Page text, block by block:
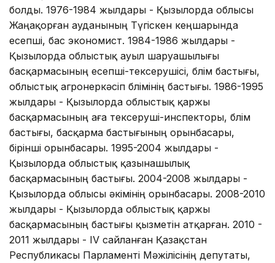
болды. 1976-1984 жылдары - Қызылорда облысы
Жаңақорған ауданының Түгіскен кеңшарында
есепші, бас экономист. 1984-1986 жылдары -
Қызылорда облыстық ауыл шаруашылығы
басқармасының есепші-тексерушісі, бөлім бастығы,
облыстық агроөнеркәсіп бөлімінің бастығы. 1986-1995
жылдары - Қызылорда облыстық қаржы
басқармасының аға тексеруші-инспекторы, бөлім
бастығы, басқарма бастығының орынбасары,
бірінші орынбасары. 1995-2004 жылдары -
Қызылорда облыстық қазынашылық
басқармасының бастығы. 2004-2008 жылдары -
Қызылорда облысы әкімінің орынбасары. 2008-2010
жылдары - Қызылорда облыстық қаржы
басқармасының бастығы қызметін атқарған. 2010 -
2011 жылдары - IV сайланған Қазақстан
Республикасы Парламенті Мәжілісінің депутаты,